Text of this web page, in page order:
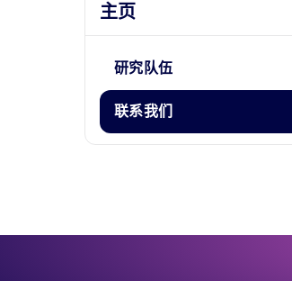
主页
研究队伍
联系我们